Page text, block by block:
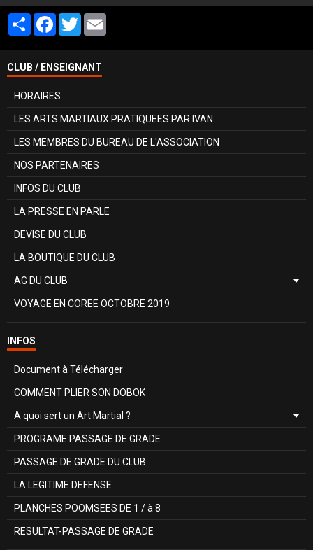
PartagerFacebook
Twitter
CLUB / ENSEIGNANT
HORAIRES
LES ARTS MARTIAUX PRATIQUEES PAR IVAN
LES MEMBRES DU BUREAU DE L'ASSOCIATION
NOS PARTENAIRES
INFOS DU CLUB
LA PRESSE EN PARLE
DEVISE DU CLUB
LA BOUTIQUE DU CLUB
AG DU CLUB
VOYAGE EN COREE OCTOBRE 2019
INFOS
Document à Télécharger
COMMENT PLIER SON DOBOK
A quoi sert un Art Martial ?
PROGRAME PASSAGE DE GRADE
PASSAGE DE GRADE DU CLUB
LA LEGITIME DEFENSE
PLANCHES POOMSEES DE 1 / à 8
RESULTAT-PASSAGE DE GRADE